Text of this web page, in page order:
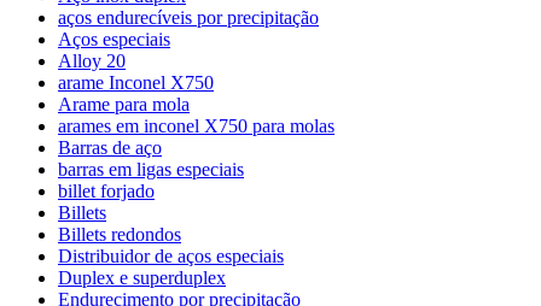
aços endurecíveis por precipitação
Aços especiais
Alloy 20
arame Inconel X750
Arame para mola
arames em inconel X750 para molas
Barras de aço
barras em ligas especiais
billet forjado
Billets
Billets redondos
Distribuidor de aços especiais
Duplex e superduplex
Endurecimento por precipitação